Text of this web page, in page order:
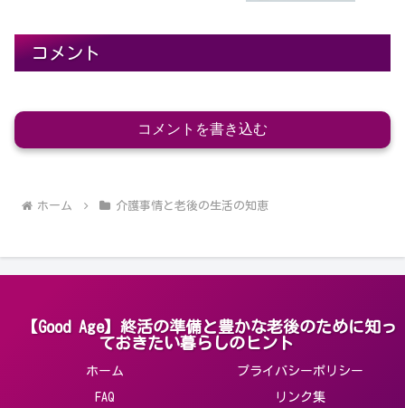
コメント
コメントを書き込む
ホーム 介護事情と老後の生活の知恵
【Good Age】終活の準備と豊かな老後のために知っ
ておきたい暮らしのヒント
ホーム プライバシーポリシー
FAQ リンク集